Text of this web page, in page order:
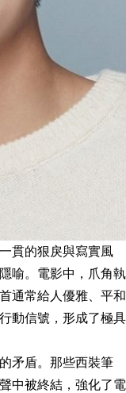
貫的狠戾與寫實風
喻。電影中，爪角執
通常給人優雅、平和
動信號，形成了極具
矛盾。那些西裝筆
中被終結，強化了電